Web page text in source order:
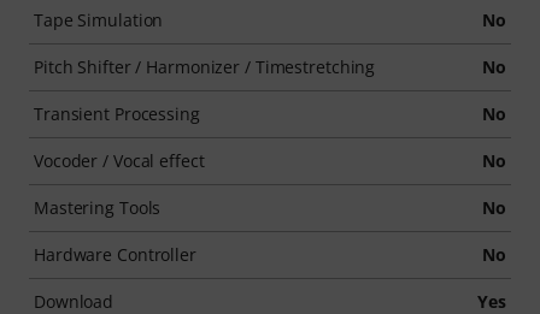
Tape Simulation No
Pitch Shifter / Harmonizer / Timestretching No
Transient Processing No
Vocoder / Vocal effect No
Mastering Tools No
Hardware Controller No
Download Yes